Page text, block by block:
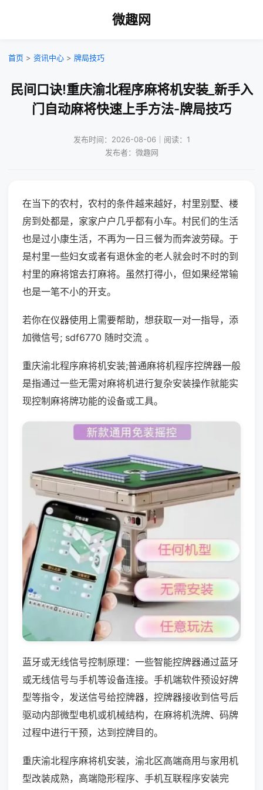
微趣网
首页 > 资讯中心 > 牌局技巧
民间口诀!重庆渝北程序麻将机安装_新手入
门自动麻将快速上手方法-牌局技巧
发布时间：2026-08-06｜阅读：1
发布者：微趣网
在当下的农村，农村的条件越来越好，村里别墅、楼
房到处都是，家家户户几乎都有小车。村民们的生活
也是过小康生活，不再为一日三餐为而奔波劳碌。于
是村里一些妇女或者有退休金的老人就会时不时的到
村里的麻将馆去打麻将。虽然打得小，但如果经常输
也是一笔不小的开支。
若你在仪器使用上需要帮助，想获取一对一指导，添
加微信号; sdf6770 随时交流 。
重庆渝北程序麻将机安装;普通麻将机程序控牌器一般
是指通过一些无需对麻将机进行复杂安装操作就能实
现控制麻将牌功能的设备或工具。
蓝牙或无线信号控制原理：一些智能控牌器通过蓝牙
或无线信号与手机等设备连接。手机端软件预设好牌
型等指令，发送信号给控牌器，控牌器接收到信号后
驱动内部微型电机或机械结构，在麻将机洗牌、码牌
过程中进行干预，达到控牌目的。
重庆渝北程序麻将机安装，渝北区高端商用与家用机
型改装成熟，高端隐形程序、手机互联程序安装完